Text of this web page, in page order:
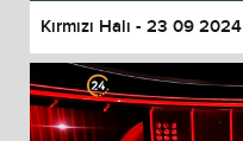
Kırmızı Halı - 23 09 2024